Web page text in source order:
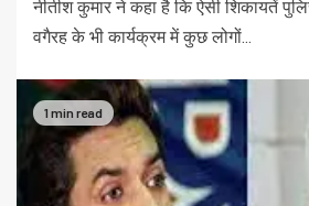
नीतीश कुमार ने कहा है कि ऐसी शिकायतें
वगैरह के भी कार्यक्रम में कुछ लोगों...
1 min read